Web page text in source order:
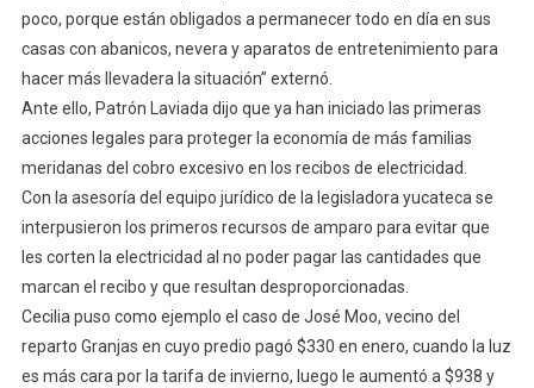
poco, porque están obligados a permanecer todo en día en sus
casas con abanicos, nevera y aparatos de entretenimiento para
hacer más llevadera la situación” externó.
Ante ello, Patrón Laviada dijo que ya han iniciado las primeras
acciones legales para proteger la economía de más familias
meridanas del cobro excesivo en los recibos de electricidad.
Con la asesoría del equipo jurídico de la legisladora yucateca se
interpusieron los primeros recursos de amparo para evitar que
les corten la electricidad al no poder pagar las cantidades que
marcan el recibo y que resultan desproporcionadas.
Cecilia puso como ejemplo el caso de José Moo, vecino del
reparto Granjas en cuyo predio pagó $330 en enero, cuando la luz
es más cara por la tarifa de invierno, luego le aumentó a $938 y